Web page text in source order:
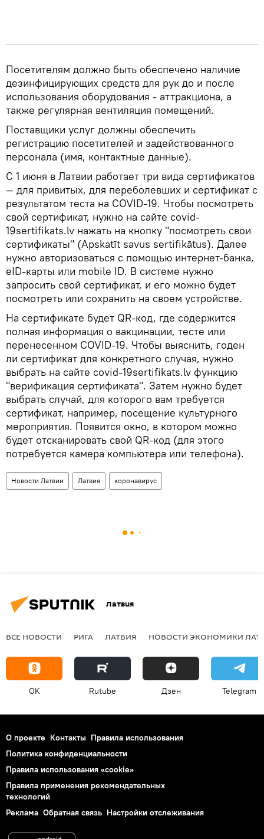
Посетителям должно быть обеспечено наличие
дезинфицирующих средств для рук до и после
использования оборудования - аттракциона, а
также регулярная вентиляция помещений.
Поставщики услуг должны обеспечить
регистрацию посетителей и задействованного
персонала (имя, контактные данные).
C 1 июня в Латвии работает три вида сертификатов
— для привитых, для переболевших и сертификат с
результатом теста на COVID-19. Чтобы посмотреть
свой сертификат, нужно на сайте covid-
19sertifikats.lv нажать на кнопку "посмотреть свои
сертификаты" (Apskatīt savus sertifikātus). Далее
нужно авторизоваться с помощью интернет-банка,
eID-карты или mobile ID. В системе нужно
запросить свой сертификат, и его можно будет
посмотреть или сохранить на своем устройстве.
На сертификате будет QR-код, где содержится
полная информация о вакцинации, тесте или
перенесенном COVID-19. Чтобы выяснить, годен
ли сертификат для конкретного случая, нужно
выбрать на сайте covid-19sertifikats.lv функцию
"верификация сертификата". Затем нужно будет
выбрать случай, для которого вам требуется
сертификат, например, посещение культурного
мероприятия. Появится окно, в котором можно
будет отсканировать свой QR-код (для этого
потребуется камера компьютера или телефона).
Новости Латвии Латвия коронавирус
Латвия
ВСЕ НОВОСТИ РИГА ЛАТВИЯ НОВОСТИ ЭКОНОМИКИ
OK Rutube Дзен Telegram
О проекте Контакты Правила использования
Политика конфиденциальности
Правила использования «cookie»
Правила применения рекомендательных
технологий
Реклама Обратная связь Настройки отслеживания